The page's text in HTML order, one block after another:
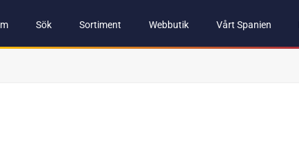
Sök Sortiment Webbutik Vårt Spanien